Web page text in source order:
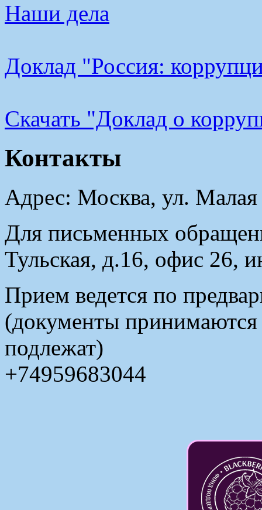
Наши дела
Доклад "Россия:
Cкачать "Доклад о
Контакты
Адрес: Москва, ул.
Для письменных
Тульская, д.16, офис 26,
Прием ведется по
(документы принимаются
подлежат)
+74959683044